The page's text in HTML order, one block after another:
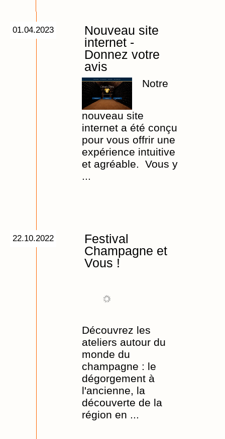
01.04.2023
Nouveau site
internet -
Donnez votre
avis
Notre
nouveau site
internet a été conçu
pour vous offrir une
expérience intuitive
et agréable. Vous y
...
22.10.2022
Festival
Champagne et
Vous !
Découvrez les
ateliers autour du
monde du
champagne : le
dégorgement à
l'ancienne, la
découverte de la
région en ...